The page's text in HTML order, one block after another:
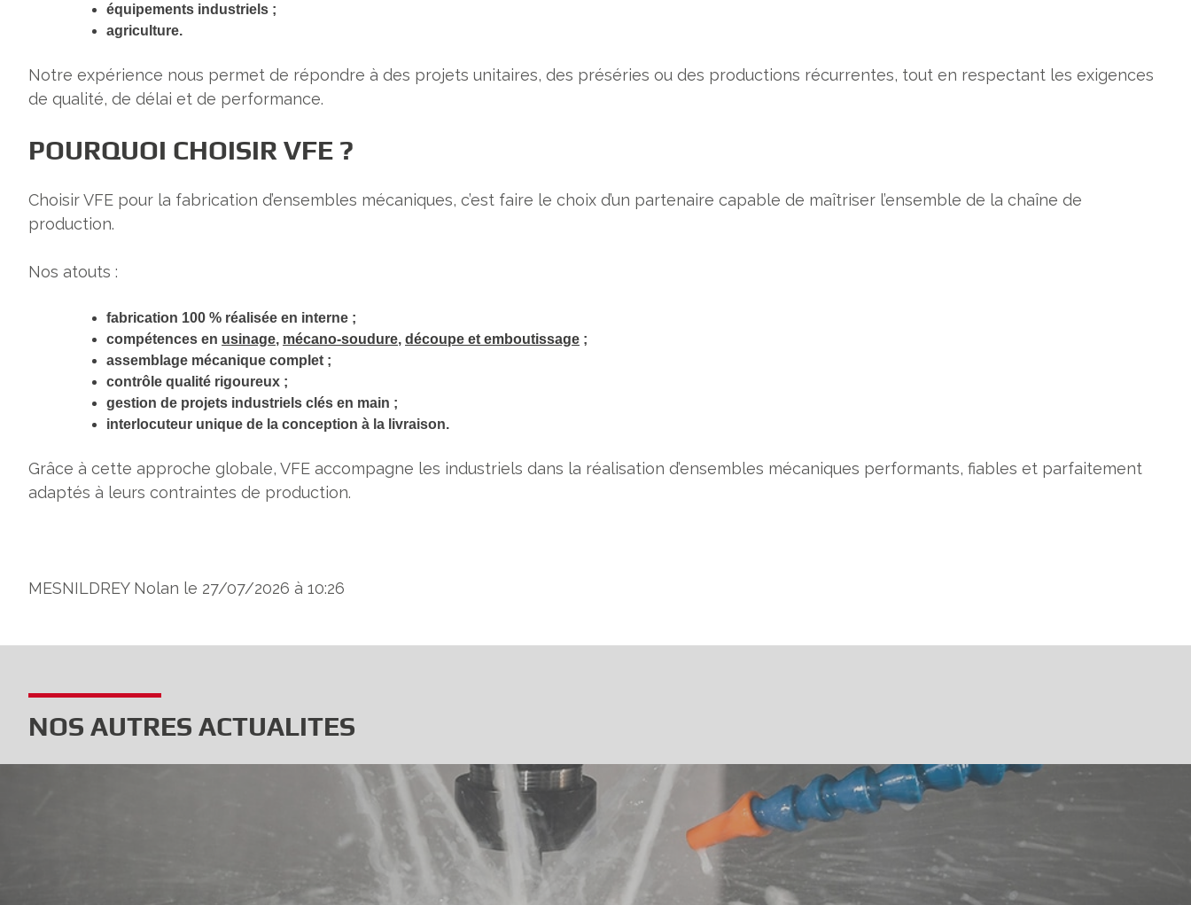
équipements industriels ;
agriculture.
Notre expérience nous permet de répondre à des projets unitaires, des préséries ou des productions récurrentes, tout en respectant les exigences
de qualité, de délai et de performance.
POURQUOI CHOISIR VFE ?
Choisir VFE pour la fabrication d’ensembles mécaniques, c’est faire le choix d’un partenaire capable de maîtriser l’ensemble de la chaîne de
production.
Nos atouts :
fabrication 100 % réalisée en interne ;
compétences en usinage, mécano-soudure, découpe et emboutissage ;
assemblage mécanique complet ;
contrôle qualité rigoureux ;
gestion de projets industriels clés en main ;
interlocuteur unique de la conception à la livraison.
Grâce à cette approche globale, VFE accompagne les industriels dans la réalisation d’ensembles mécaniques performants, fiables et parfaitement
adaptés à leurs contraintes de production.
MESNILDREY Nolan le 27/07/2026 à 10:26
NOS AUTRES ACTUALITES